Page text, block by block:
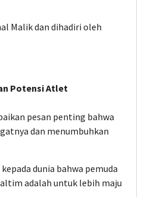
Malik dan dihadiri oleh
Potensi Atlet
pesan penting bahwa
dan menumbuhkan
dunia bahwa pemuda
adalah untuk lebih maju